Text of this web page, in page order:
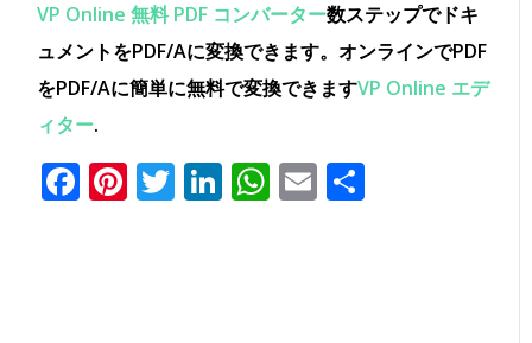
VP Online 無料 PDF コンバーター数ステップでドキ
ュメントをPDF/Aに変換できます。オンラインでPDF
をPDF/Aに簡単に無料で変換できますVP Online エデ
ィター.
Facebook
Pinterest
Twitter
LinkedIn
WhatsApp
Email